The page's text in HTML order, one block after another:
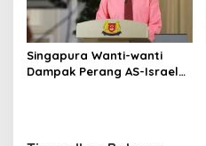
Singapura Wanti-wanti
Dampak Perang AS-Israel